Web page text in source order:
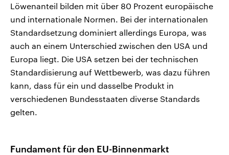
Löwenanteil bilden mit über 80 Prozent europäische
und internationale Normen. Bei der internationalen
Standardsetzung dominiert allerdings Europa, was
auch an einem Unterschied zwischen den USA und
Europa liegt. Die USA setzen bei der technischen
Standardisierung auf Wettbewerb, was dazu führen
kann, dass für ein und dasselbe Produkt in
verschiedenen Bundesstaaten diverse Standards
gelten.
Fundament für den EU-Binnenmarkt